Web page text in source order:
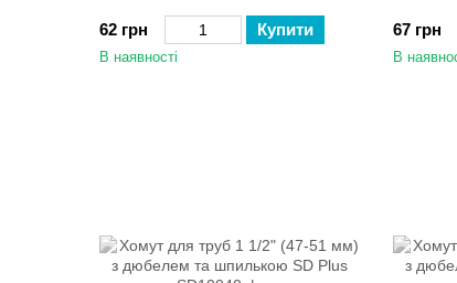
62 грн
Купити
В наявності
67 грн
В